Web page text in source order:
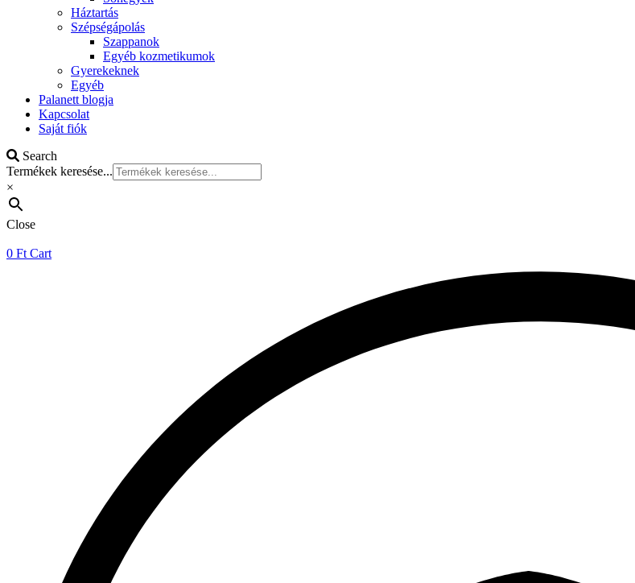
Háztartás
Szépségápolás
Szappanok
Egyéb kozmetikumok
Gyerekeknek
Egyéb
Palanett blogja
Kapcsolat
Saját fiók
Search
Termékek keresése...
×
Close
0 Ft Cart